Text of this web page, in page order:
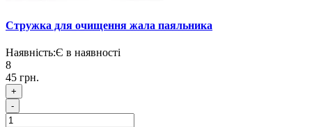
Стружка для очищення жала паяльника
Наявність:Є в наявності
8
45 грн.
+
-